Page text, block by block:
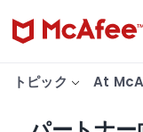
トピック At